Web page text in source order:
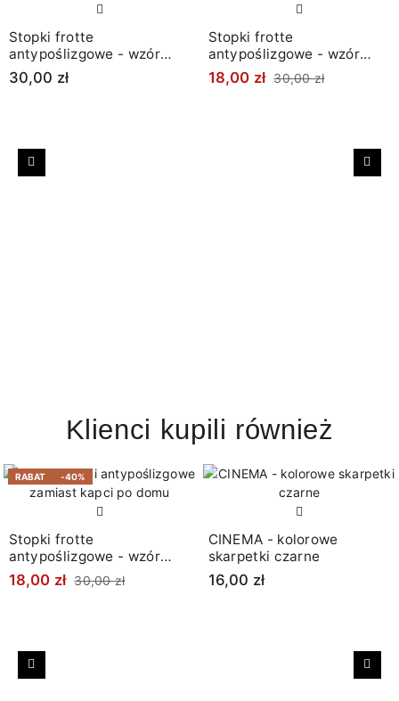
Stopki frotte
antypoślizgowe - wzór
łowicki
30,00 zł
Stopki frotte
antypoślizgowe - wzór
łowicki
18,00 zł 30,00 zł
Poprzedni
Klienci kupili również
RABAT -40%
Stopki frotte
antypoślizgowe - wzór
góralski
18,00 zł 30,00 zł
CINEMA - kolorowe
skarpetki czarne
16,00 zł
Poprzedni